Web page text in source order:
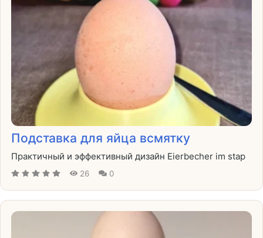
Подставка для яйца всмятку
Практичный и эффективный дизайн Eierbecher im stap
26 0